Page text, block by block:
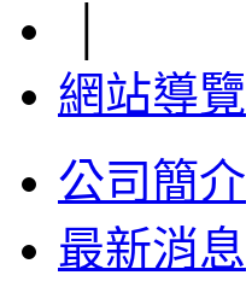
網站導覽
公司簡介
最新消息